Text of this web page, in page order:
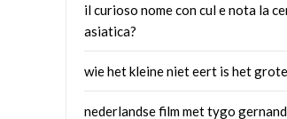
il curioso nome con cul e nota la
asiatica?
wie het kleine niet eert is het
nederlandse film met tygo